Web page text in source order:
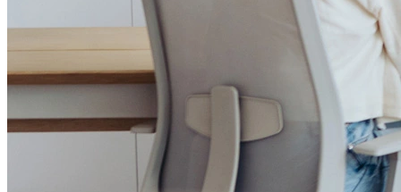
Política de Segurança da Informação
Relatório de Transparência Salarial
Regulamento do Arranjo PAT
Soluções
Alelo Tudo Alelo Pod Gestão de VT
Soluções de Pagamentos